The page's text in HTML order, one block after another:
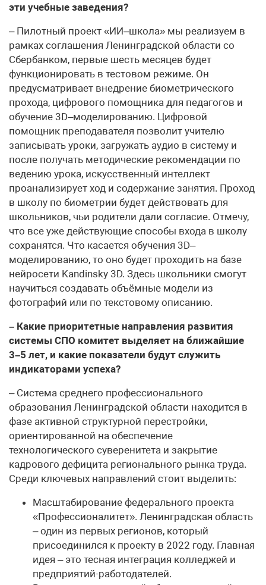
эти учебные заведения?
– Пилотный проект «ИИ–школа» мы реализуем в
рамках соглашения Ленинградской области со
Сбербанком, первые шесть месяцев будет
функционировать в тестовом режиме. Он
предусматривает внедрение биометрического
прохода, цифрового помощника для педагогов и
обучение 3D–моделированию. Цифровой
помощник преподавателя позволит учителю
записывать уроки, загружать аудио в систему и
после получать методические рекомендации по
ведению урока, искусственный интеллект
проанализирует ход и содержание занятия. Проход
в школу по биометрии будет действовать для
школьников, чьи родители дали согласие. Отмечу,
что все уже действующие способы входа в школу
сохранятся. Что касается обучения 3D–
моделированию, то оно будет проходить на базе
нейросети Kandinsky 3D. Здесь школьники смогут
научиться создавать объёмные модели из
фотографий или по текстовому описанию.
– Какие приоритетные направления развития
системы СПО комитет выделяет на ближайшие
3–5 лет, и какие показатели будут служить
индикаторами успеха?
– Система среднего профессионального
образования Ленинградской области находится в
фазе активной структурной перестройки,
ориентированной на обеспечение
технологического суверенитета и закрытие
кадрового дефицита регионального рынка труда.
Среди ключевых направлений стоит выделить:
Масштабирование федерального проекта
«Профессионалитет». Ленинградская область
– один из первых регионов, который
присоединился к проекту в 2022 году. Главная
идея – это тесная интеграция колледжей и
предприятий-работодателей.